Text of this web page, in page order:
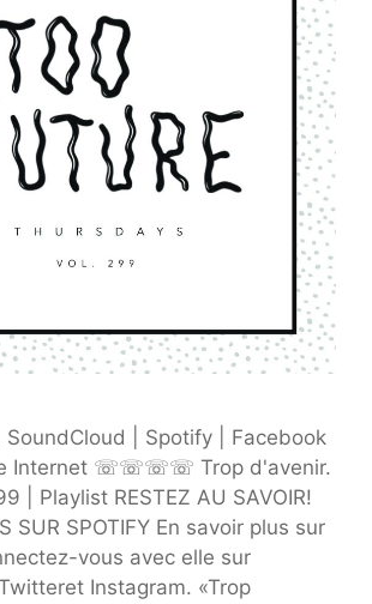
SoundCloud | Spotify | Facebook
Internet ☏☏☏☏ Trop d'avenir.
| Playlist RESTEZ AU SAVOIR!
SUR SPOTIFY En savoir plus sur
vous avec elle sur
Instagram. «Trop